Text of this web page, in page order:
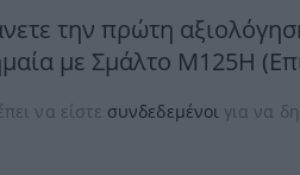
την πρώτη
με Σμάλτο M125Η
να είστε συνδεδεμένοιγια να